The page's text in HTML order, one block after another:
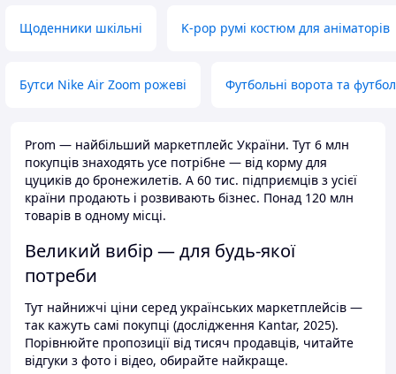
Щоденники шкільні K-pop румі костюм для аніматорів
Бутси Nike Air Zoom рожеві Футбольні ворота та
Prom — найбільший маркетплейс України. Тут 6 млн
покупців знаходять усе потрібне — від корму для
цуциків до бронежилетів. А 60 тис. підприємців з усієї
країни продають і розвивають бізнес. Понад 120 млн
товарів в одному місці.
Великий вибір — для будь-якої
потреби
Тут найнижчі ціни серед українських маркетплейсів —
так кажуть самі покупці (дослідження Kantar, 2025).
Порівнюйте пропозиції від тисяч продавців, читайте
відгуки з фото і відео, обирайте найкраще.